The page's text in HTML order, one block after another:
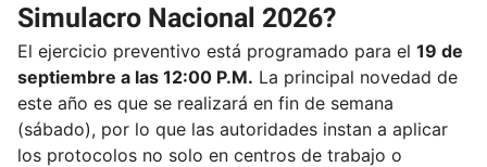
Simulacro Nacional 2026?
El ejercicio preventivo está programado para el 19 de
septiembre a las 12:00 P.M. La principal novedad de
este año es que se realizará en fin de semana
(sábado), por lo que las autoridades instan a aplicar
los protocolos no solo en centros de trabajo o